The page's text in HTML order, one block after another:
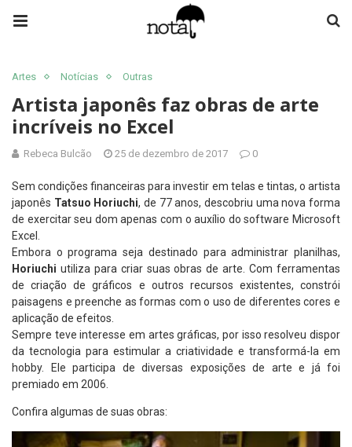
Artes Notícias Outras
Artista japonês faz obras de arte
incríveis no Excel
Rebeca Bulcão 25 de dezembro de 2017 0
Sem condições financeiras para investir em telas e tintas, o artista
japonês Tatsuo Horiuchi, de 77 anos, descobriu uma nova forma
de exercitar seu dom apenas com o auxílio do software Microsoft
Excel.
Embora o programa seja destinado para administrar planilhas,
Horiuchi utiliza para criar suas obras de arte. Com ferramentas
de criação de gráficos e outros recursos existentes, constrói
paisagens e preenche as formas com o uso de diferentes cores e
aplicação de efeitos.
Sempre teve interesse em artes gráficas, por isso resolveu dispor
da tecnologia para estimular a criatividade e transformá-la em
hobby. Ele participa de diversas exposições de arte e já foi
premiado em 2006.
Confira algumas de suas obras: